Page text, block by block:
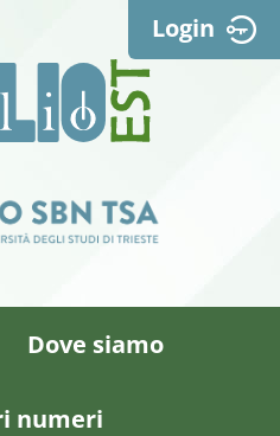
Login
Dove siamo
numeri